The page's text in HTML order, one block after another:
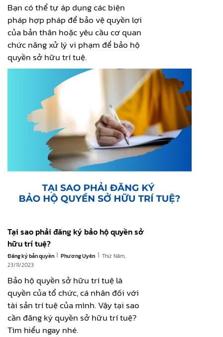
Bạn có thể tự áp dụng các biện
pháp hợp pháp để bảo vệ quyền lợi
của bản thân hoặc yêu cầu cơ quan
chức năng xử lý vi phạm để bảo hộ
quyền sở hữu trí tuệ.
Tại sao phải đăng ký bảo hộ quyền sở
hữu trí tuệ?
Đăng ký bản quyền | Phương Uyên | Thứ Năm,
23/11/2023
Bảo hộ quyền sở hữu trí tuệ là
quyền của tổ chức, cá nhân đối với
tài sản trí tuệ của mình. Vậy tại sao
cần đăng ký quyền sở hữu trí tuệ?
Tìm hiểu ngay nhé.